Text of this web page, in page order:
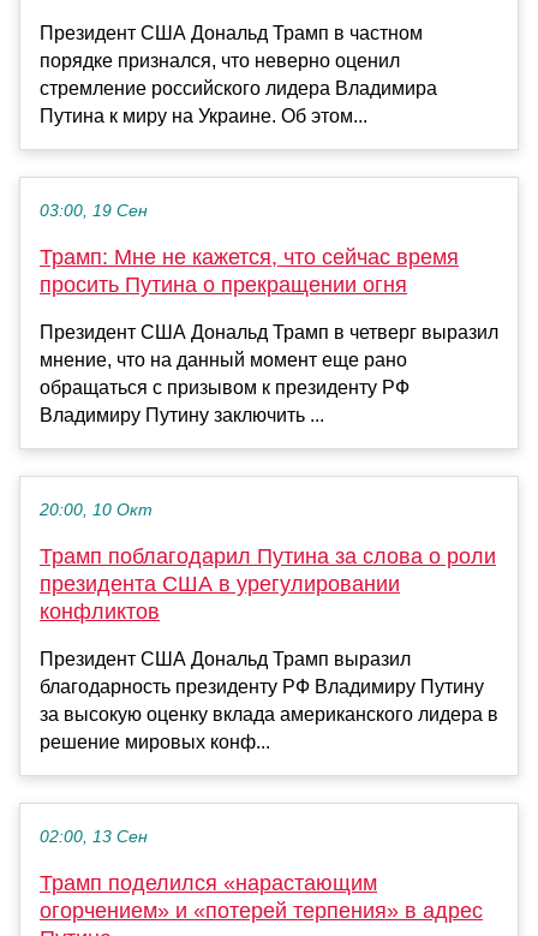
Президент США Дональд Трамп в частном
порядке признался, что неверно оценил
стремление российского лидера Владимира
Путина к миру на Украине. Об этом...
03:00, 19 Сен
Трамп: Мне не кажется, что сейчас время
просить Путина о прекращении огня
Президент США Дональд Трамп в четверг выразил
мнение, что на данный момент еще рано
обращаться с призывом к президенту РФ
Владимиру Путину заключить ...
20:00, 10 Окт
Трамп поблагодарил Путина за слова о роли
президента США в урегулировании
конфликтов
Президент США Дональд Трамп выразил
благодарность президенту РФ Владимиру Путину
за высокую оценку вклада американского лидера в
решение мировых конф...
02:00, 13 Сен
Трамп поделился «нарастающим
огорчением» и «потерей терпения» в адрес